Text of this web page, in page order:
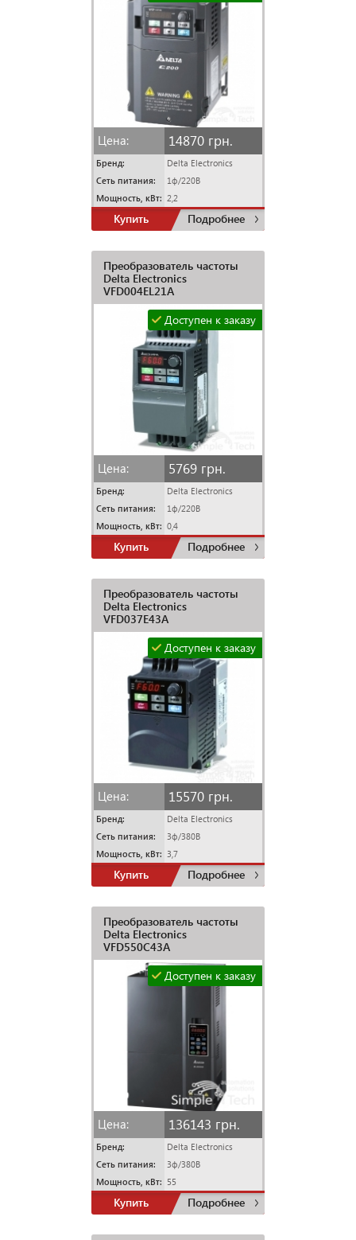
Цена: 14870 грн.
Бренд: Delta Electronics
Сеть питания: 1ф/220В
Мощность, кВт: 2,2
Купить Подробнее
Преобразователь частоты
Delta Electronics
VFD004EL21A
Доступен к заказу
Цена: 5769 грн.
Бренд: Delta Electronics
Сеть питания: 1ф/220В
Мощность, кВт: 0,4
Купить Подробнее
Преобразователь частоты
Delta Electronics
VFD037E43A
Доступен к заказу
Цена: 15570 грн.
Бренд: Delta Electronics
Сеть питания: 3ф/380В
Мощность, кВт: 3,7
Купить Подробнее
Преобразователь частоты
Delta Electronics
VFD550C43A
Доступен к заказу
Цена: 136143 грн.
Бренд: Delta Electronics
Сеть питания: 3ф/380В
Мощность, кВт: 55
Купить Подробнее